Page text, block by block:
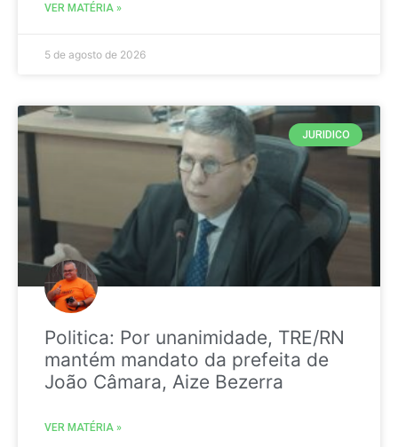
VER MATÉRIA »
5 de agosto de 2026
JURIDICO
Politica: Por unanimidade, TRE/RN
mantém mandato da prefeita de
João Câmara, Aize Bezerra
VER MATÉRIA »